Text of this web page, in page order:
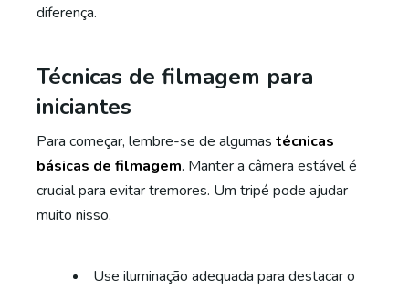
diferença.
Técnicas de filmagem para
iniciantes
Para começar, lembre-se de algumas técnicas
básicas de filmagem. Manter a câmera estável é
crucial para evitar tremores. Um tripé pode ajudar
muito nisso.
Use iluminação adequada para destacar o